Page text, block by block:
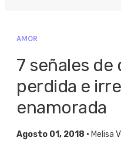
AMOR
7 señales de
perdida e
enamorada
Agosto 01, 2018 • Melisa